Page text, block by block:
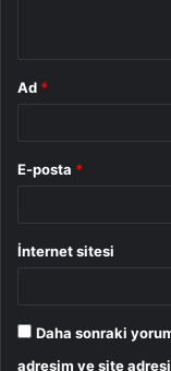
Ad *
E-posta *
İnternet sitesi
Daha sonraki
adresim ve site